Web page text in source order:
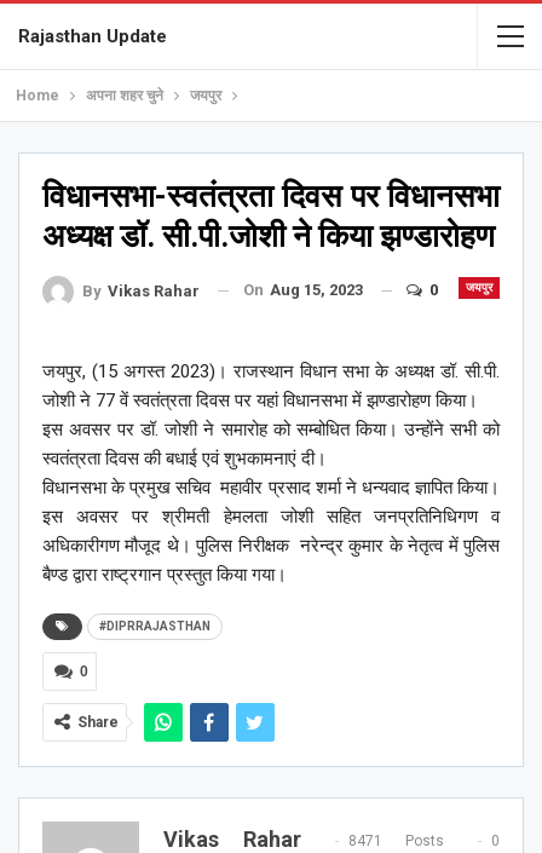
Rajasthan Update
Home अपना शहर चुने जयपुर
विधानसभा-स्वतंत्रता दिवस पर विधानसभा
अध्यक्ष डॉ. सी.पी.जोशी ने किया झण्डारोहण
जयपुर
By Vikas Rahar On Aug 15, 2023 0
जयपुर, (15 अगस्त 2023)। राजस्थान विधान सभा के अध्यक्ष डॉ. सी.पी.
जोशी ने 77 वें स्वतंत्रता दिवस पर यहां विधानसभा में झण्डारोहण किया।
इस अवसर पर डॉ. जोशी ने समारोह को सम्बोधित किया। उन्होंने सभी को
स्वतंत्रता दिवस की बधाई एवं शुभकामनाएं दी।
विधानसभा के प्रमुख सचिव महावीर प्रसाद शर्मा ने धन्यवाद ज्ञापित किया।
इस अवसर पर श्रीमती हेमलता जोशी सहित जनप्रतिनिधिगण व
अधिकारीगण मौजूद थे। पुलिस निरीक्षक नरेन्द्र कुमार के नेतृत्व में पुलिस
बैण्ड द्वारा राष्ट्रगान प्रस्तुत किया गया।
#DIPRRAJASTHAN
0
Share
Vikas Rahar 8471 Posts 0